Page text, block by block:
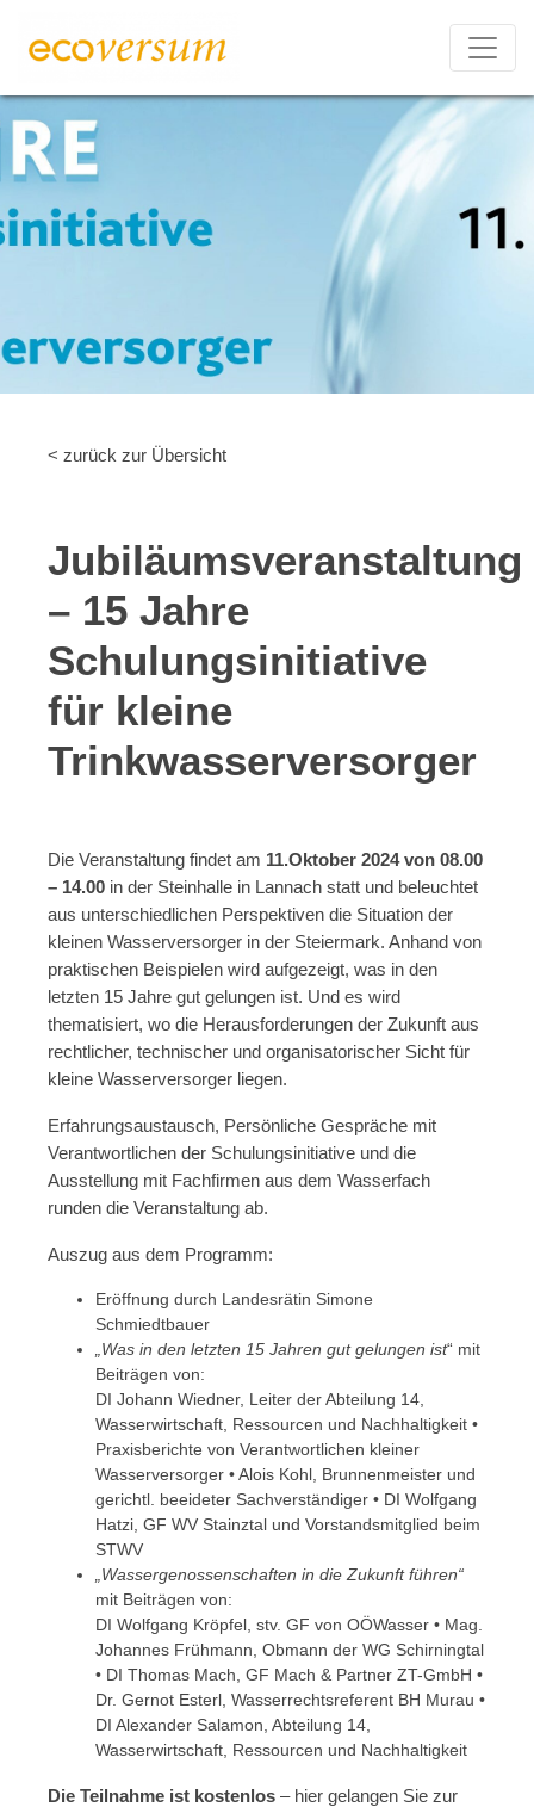
< zurück zur Übersicht
Jubiläumsveranstaltung
– 15 Jahre
Schulungsinitiative
für kleine
Trinkwasserversorger
Die Veranstaltung findet am 11.Oktober 2024 von 08.00
– 14.00 in der Steinhalle in Lannach statt und beleuchtet
aus unterschiedlichen Perspektiven die Situation der
kleinen Wasserversorger in der Steiermark. Anhand von
praktischen Beispielen wird aufgezeigt, was in den
letzten 15 Jahre gut gelungen ist. Und es wird
thematisiert, wo die Herausforderungen der Zukunft aus
rechtlicher, technischer und organisatorischer Sicht für
kleine Wasserversorger liegen.
Erfahrungsaustausch, Persönliche Gespräche mit
Verantwortlichen der Schulungsinitiative und die
Ausstellung mit Fachfirmen aus dem Wasserfach
runden die Veranstaltung ab.
Auszug aus dem Programm:
Eröffnung durch Landesrätin Simone
Schmiedtbauer
„Was in den letzten 15 Jahren gut gelungen ist“ mit
Beiträgen von:
DI Johann Wiedner, Leiter der Abteilung 14,
Wasserwirtschaft, Ressourcen und Nachhaltigkeit •
Praxisberichte von Verantwortlichen kleiner
Wasserversorger • Alois Kohl, Brunnenmeister und
gerichtl. beeideter Sachverständiger • DI Wolfgang
Hatzi, GF WV Stainztal und Vorstandsmitglied beim
STWV
„Wassergenossenschaften in die Zukunft führen“
mit Beiträgen von:
DI Wolfgang Kröpfel, stv. GF von OÖWasser • Mag.
Johannes Frühmann, Obmann der WG Schirningtal
• DI Thomas Mach, GF Mach & Partner ZT-GmbH •
Dr. Gernot Esterl, Wasserrechtsreferent BH Murau •
DI Alexander Salamon, Abteilung 14,
Wasserwirtschaft, Ressourcen und Nachhaltigkeit
Die Teilnahme ist kostenlos – hier gelangen Sie zur